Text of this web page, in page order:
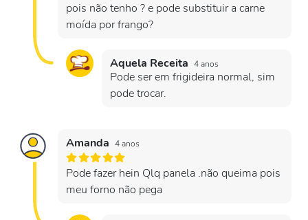
pois não tenho ? e pode substituir a carne
moída por frango?
Aquela Receita 4 anos
Pode ser em frigideira normal, sim
pode trocar.
Amanda 4 anos
Pode fazer hein Qlq panela .não queima pois
meu forno não pega